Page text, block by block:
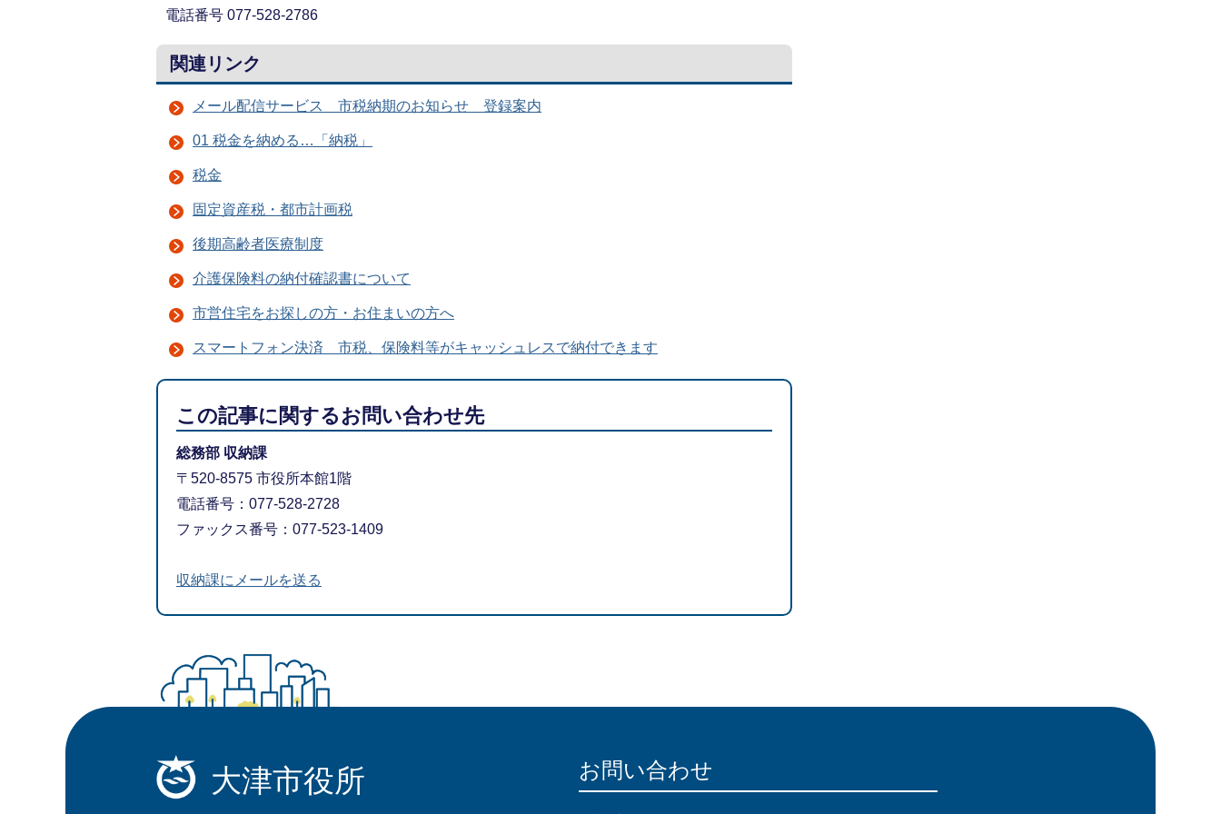
電話番号 077-528-2786
関連リンク
メール配信サービス 市税納期のお知らせ 登録案内
01 税金を納める…「納税」
税金
固定資産税・都市計画税
後期高齢者医療制度
介護保険料の納付確認書について
市営住宅をお探しの方・お住まいの方へ
スマートフォン決済 市税、保険料等がキャッシュレスで納付できます
この記事に関するお問い合わせ先
総務部 収納課
〒520-8575 市役所本館1階
電話番号：077-528-2728
ファックス番号：077-523-1409
収納課にメールを送る
大津市役所 お問い合わせ